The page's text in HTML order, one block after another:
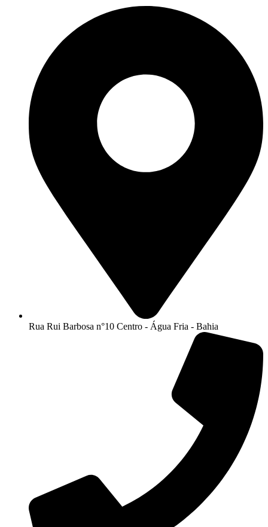
Rua Rui Barbosa n°10 Centro - Água Fria - Bahia